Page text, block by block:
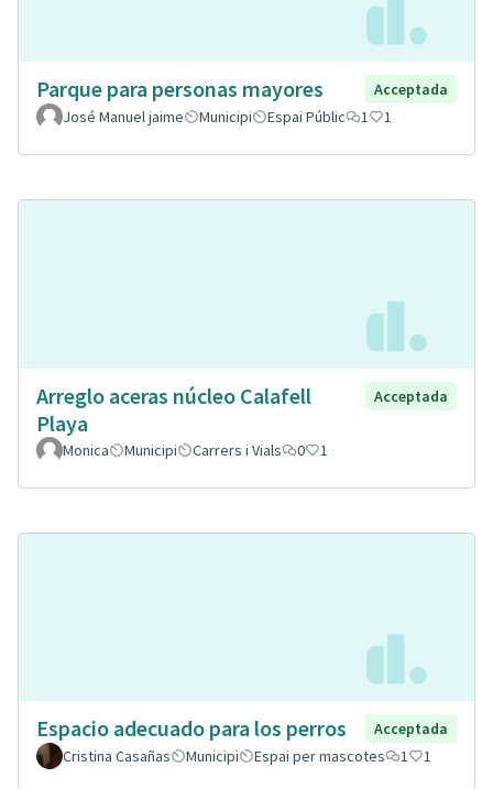
Parque para personas mayores
Acceptada
José Manuel jaime
Municipi Espai Públic 1 1
Arreglo aceras núcleo Calafell
Playa
Acceptada
Monica Municipi Carrers i Vials 0 1
Espacio adecuado para los perros
Acceptada
Cristina Casañas
Municipi Espai per mascotes 1 1